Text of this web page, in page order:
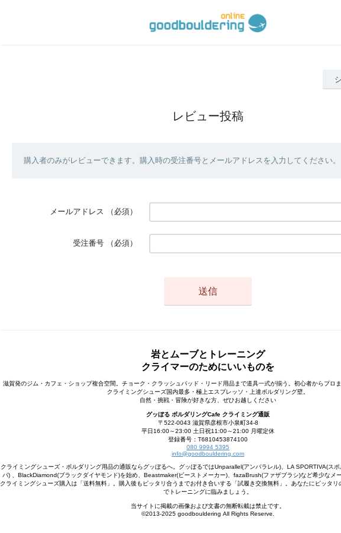
レビュー投稿
購入者のみがレビューできます。購入時の受注番号とメールアドレスを入力してください。
メールアドレス （必須）
受注番号 （必須）
岩とムーブとトレーニング
クライマーのためにいいものを
滋賀発のジム・カフェ・ショップ複合空間。チョーク・クラッシュパッド・リード用品まで道具一式が揃う。初心者からプロ
クライミングシューズ国内最多・極上エスプレッソ・上達ボルダリング壁。
自然・挑戦・冒険が好きな方、ぜひお越しください
グッぼる ボルダリングCafe クライミング通販
〒522-0043 滋賀県彦根市小泉町34-8
平日16:00～23:00 土日祝11:00～21:00 月曜定休
登録番号：T6810453874100
080 9994 5395
info@goodbouldering.com
クライミングシューズ・ボルダリング用品の通販ならグッぼるへ。グッぼるではUnparallel(アンパラレル)、LA SPORTIVA(ス
パ) 、BlackDiamond(ブラックダイヤモンド)を始め、Beastmaker(ビーストメーカー)、fazaBrush(ファザブラシ)など希少なメ
クライミングシューズ購入は「送料無料」。購入後もピッタリ合うまでお付き合いする「試履き交換無料」。あなたにピッタリ
でトレーニングに臨みましょう。
当サイトに掲載の画像および文書の無断転載は禁止です。
©2013-2025 goodbouldering All Rights Reserve.